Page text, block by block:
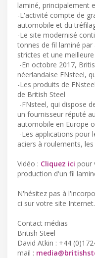
laminé, principalement
-L'activité compte de
automobile et du
-Le site modernisé
tonnes de fil laminé par
strictes et une
-En octobre 2017,
néerlandaise FNsteel,
-Les produits de
de British Steel
-FNsteel, qui dispose
un fournisseur réputé
automobile en Europe
-Les applications pour
aciers à roulements,
Vidéo : Cliquez ici pour
production d'un fil
N'hésitez pas à
ci sur votre site Internet.
Contact médias
British Steel
David Atkin : +44
mail :